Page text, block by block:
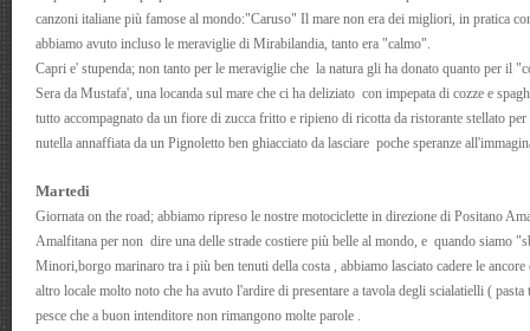
canzoni italiane più famose al mondo:"Caruso" Il mare non era dei migliori, in pratica
abbiamo avuto incluso le meraviglie di Mirabilandia, tanto era "calmo".
Capri e' stupenda; non tanto per le meraviglie che la natura gli ha donato quanto per il
Sera da Mustafa', una locanda sul mare che ci ha deliziato con impepata di cozze e
tutto accompagnato da un fiore di zucca fritto e ripieno di ricotta da ristorante stellato
nutella annaffiata da un Pignoletto ben ghiacciato da lasciare poche speranze
Martedi
Giornata on the road; abbiamo ripreso le nostre motociclette in direzione di Positano
Amalfitana per non dire una delle strade costiere più belle al mondo, e quando siamo
Minori,borgo marinaro tra i più ben tenuti della costa , abbiamo lasciato cadere le
altro locale molto noto che ha avuto l'ardire di presentare a tavola degli scialatielli (
pesce che a buon intenditore non rimangono molte parole .